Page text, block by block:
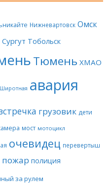
Нижневартовск Омск
Сургут Тобольск
Тюмень ХМАО
Широтная авария
грузовик дети
мост мотоцикл
очевидец перевертыш
пожар полиция
за рулем